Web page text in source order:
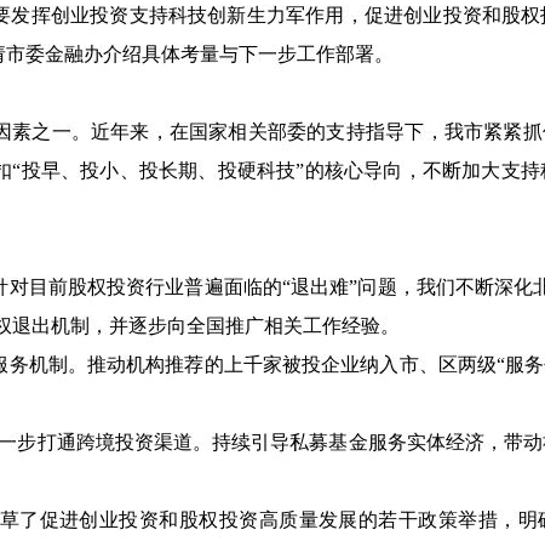
挥创业投资支持科技创新生力军作用，促进创业投资和股
委金融办介绍具体考量与下一步工作部署。
之一。近年来，在国家相关部委的支持指导下，我市紧紧
投早、投小、投长期、投硬科技”的核心导向，不断加大支
目前股权投资行业普遍面临的“退出难”问题，我们不断深化
出机制，并逐步向全国推广相关工作经验。
机制。推动机构推荐的上千家被投企业纳入市、区两级“服
步打通跨境投资渠道。持续引导私募基金服务实体经济，带
了促进创业投资和股权投资高质量发展的若干政策举措，明